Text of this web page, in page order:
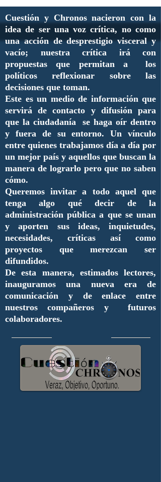
Cuestión y Chronos nacieron con la
idea de ser una voz crítica, no como
una acción de desprestigio visceral y
vacío; nuestra crítica irá con
propuestas que permitan a los
políticos reflexionar sobre las
decisiones que toman.
Este es un medio de información que
servirá de contacto y difusión para
que la ciudadanía se haga oír dentro
y fuera de su entorno. Un vínculo
entre quienes trabajamos día a día por
un mejor país y aquellos que buscan la
manera de lograrlo pero que no saben
cómo.
Queremos invitar a todo aquel que
tenga algo qué decir de la
administración pública a que se unan
y aporten sus ideas, inquietudes,
necesidades, críticas así como
proyectos que merezcan ser
difundidos.
De esta manera, estimados lectores,
inauguramos una nueva era de
comunicación y de enlace entre
nuestros compañeros y futuros
colaboradores.